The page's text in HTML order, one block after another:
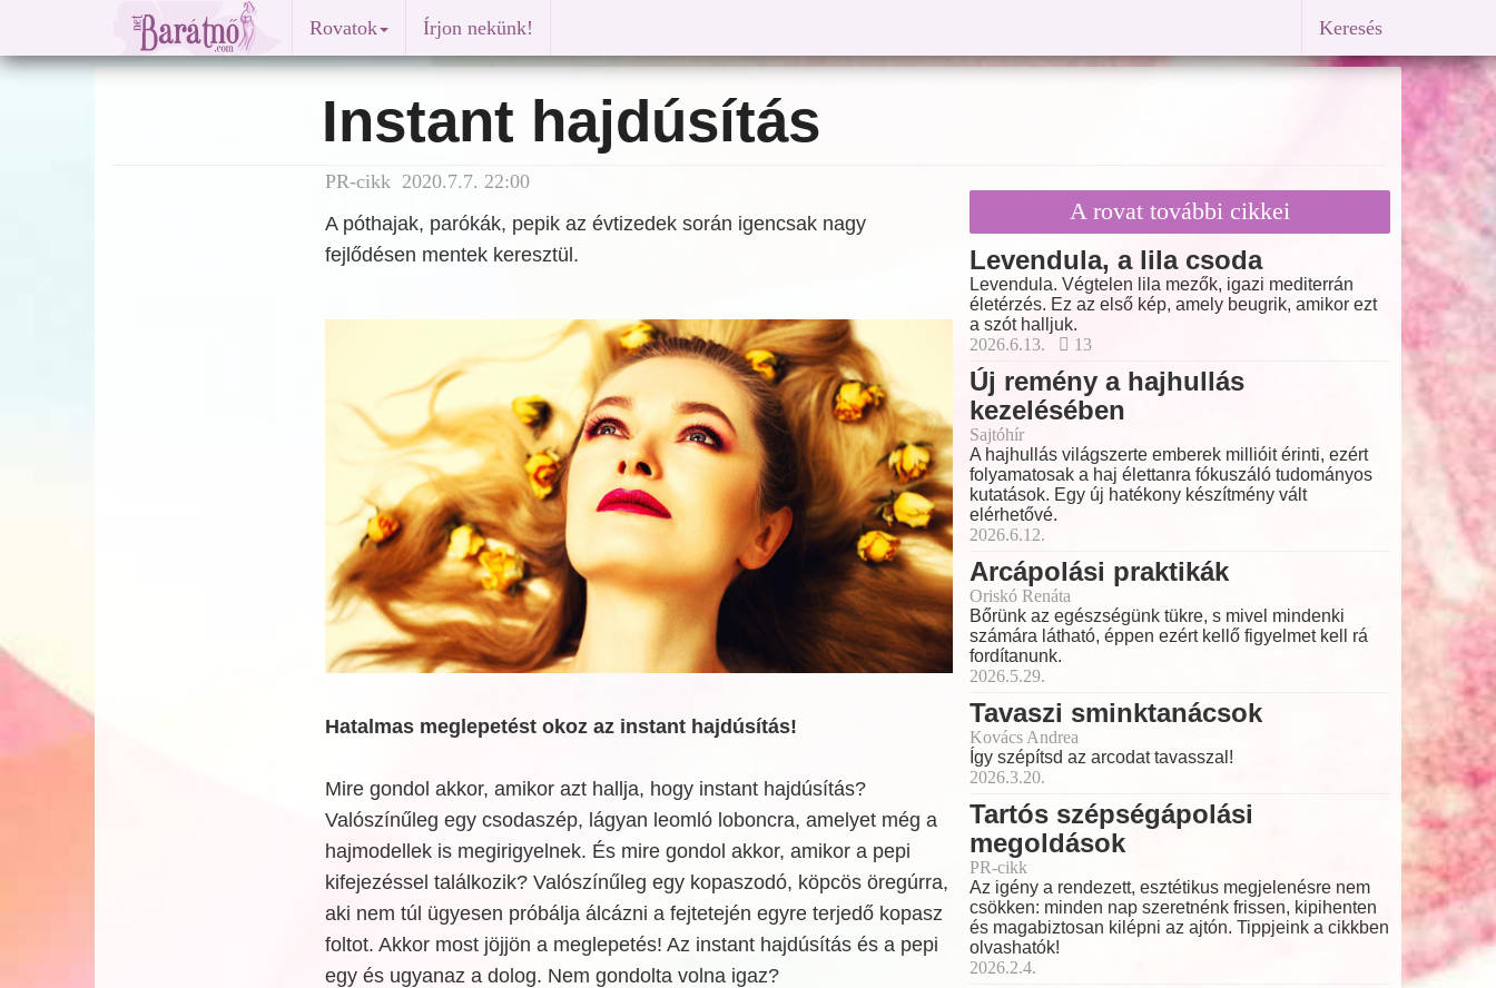
Rovatok Írjon nekünk! Keresés
Instant hajdúsítás
PR-cikk 2020.7.7. 22:00
A póthajak, parókák, pepik az évtizedek során igencsak nagy
fejlődésen mentek keresztül.
Hatalmas meglepetést okoz az instant hajdúsítás!
Mire gondol akkor, amikor azt hallja, hogy instant hajdúsítás?
Valószínűleg egy csodaszép, lágyan leomló loboncra, amelyet még a
hajmodellek is megirigyelnek. És mire gondol akkor, amikor a pepi
kifejezéssel találkozik? Valószínűleg egy kopaszodó, köpcös öregúrra,
aki nem túl ügyesen próbálja álcázni a fejtetején egyre terjedő kopasz
foltot. Akkor most jöjjön a meglepetés! Az instant hajdúsítás és a pepi
egy és ugyanaz a dolog. Nem gondolta volna igaz?
A rovat további cikkei
Levendula, a lila csoda
Levendula. Végtelen lila mezők, igazi mediterrán
életérzés. Ez az első kép, amely beugrik, amikor ezt
a szót halljuk.
2026.6.13.
13
Új remény a hajhullás
kezelésében
Sajtóhír
A hajhullás világszerte emberek millióit érinti, ezért
folyamatosak a haj élettanra fókuszáló tudományos
kutatások. Egy új hatékony készítmény vált
elérhetővé.
2026.6.12.
Arcápolási praktikák
Oriskó Renáta
Bőrünk az egészségünk tükre, s mivel mindenki
számára látható, éppen ezért kellő figyelmet kell rá
fordítanunk.
2026.5.29.
Tavaszi sminktanácsok
Kovács Andrea
Így szépítsd az arcodat tavasszal!
2026.3.20.
Tartós szépségápolási
megoldások
PR-cikk
Az igény a rendezett, esztétikus megjelenésre nem
csökken: minden nap szeretnénk frissen, kipihenten
és magabiztosan kilépni az ajtón. Tippjeink a cikkben
olvashatók!
2026.2.4.